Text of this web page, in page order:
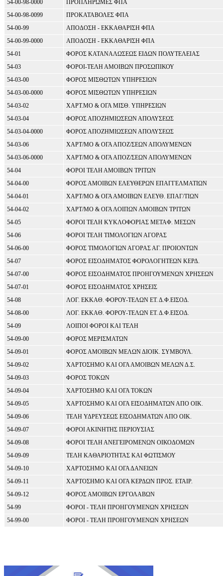
54-00-98-0000
ΠΡΟΠΛΗΡΩΜΕΣ ΦΠΑ
54-00-98-0099
ΠΡΟΚΑΤΑΒΟΛΕΣ ΦΠΑ
54-00-99
ΑΠΟΔΟΣΗ - ΕΚΚΑΘΑΡΙΣΗ ΦΠΑ
54-00-99-0000
ΑΠΟΔΟΣΗ - ΕΚΚΑΘΑΡΙΣΗ ΦΠΑ
54-01
ΦΟΡΟΣ ΚΑΤΑΝΑΛΩΣΕΩΣ ΕΙΔΩΝ ΠΟΛΥΤΕΛΕΙΑΣ
54-03
ΦΟΡΟΙ-ΤΕΛΗ ΑΜΟΙΒΩΝ ΠΡΟΣΩΠΙΚΟΥ
54-03-00
ΦΟΡΟΣ ΜΙΣΘΩΤΩΝ ΥΠΗΡΕΣΙΩΝ
54-03-00-0000
ΦΟΡΟΣ ΜΙΣΘΩΤΩΝ ΥΠΗΡΕΣΙΩΝ
54-03-02
ΧΑΡΤ.ΜΟ & ΟΓΑ ΜΙΣΘ. ΥΠΗΡΕΣΙΩΝ
54-03-04
ΦΟΡΟΣ ΑΠΟΖΗΜΙΩΣΕΩΝ ΑΠΟΛΥΣΕΩΣ
54-03-04-0000
ΦΟΡΟΣ ΑΠΟΖΗΜΙΩΣΕΩΝ ΑΠΟΛΥΣΕΩΣ
54-03-06
ΧΑΡΤ/ΜΟ & ΟΓΑ ΑΠΟΖ/ΣΕΩΝ ΑΠΟΛΥΜΕΝΩΝ
54-03-06-0000
ΧΑΡΤ/ΜΟ & ΟΓΑ ΑΠΟΖ/ΣΕΩΝ ΑΠΟΛΥΜΕΝΩΝ
54-04
ΦΟΡΟΙ ΤΕΛΗ ΑΜΟΙΒΩΝ ΤΡΙΤΩΝ
54-04-00
ΦΟΡΟΣ ΑΜΟΙΒΩΝ ΕΛΕΥΘΕΡΩΝ ΕΠΑΓΓΕΛΜΑΤΙΩΝ
54-04-01
ΧΑΡΤ/ΜΟ & ΟΓΑ ΑΜΟΙΒΩΝ ΕΛΕΥΘ. ΕΠΑΓ/ΤΙΩΝ
54-04-02
ΧΑΡΤ/ΜΟ & ΟΓΑ ΛΟΙΠΩΝ ΑΜΟΙΒΩΝ ΤΡΙΤΩΝ
54-05
ΦΟΡΟΙ ΤΕΛΗ ΚΥΚΛΟΦΟΡΙΑΣ ΜΕΤΑΦ. ΜΕΣΩΝ
54-06
ΦΟΡΟΙ ΤΕΛΗ ΤΙΜΟΛΟΓΙΩΝ ΑΓΟΡΑΣ
54-06-00
ΦΟΡΟΣ ΤΙΜΟΛΟΓΙΩΝ ΑΓΟΡΑΣ ΑΓ. ΠΡΟΙΟΝΤΩΝ
54-07
ΦΟΡΟΣ ΕΙΣΟΔΗΜΑΤΟΣ ΦΟΡΟΛΟΓΗΤΕΩΝ ΚΕΡΔ.
54-07-00
ΦΟΡΟΣ ΕΙΣΟΔΗΜΑΤΟΣ ΠΡΟΗΓΟΥΜΕΝΩΝ ΧΡΗΣΕΩΝ
54-07-01
ΦΟΡΟΣ ΕΙΣΟΔΗΜΑΤΟΣ ΧΡΗΣΕΙΣ
54-08
ΛΟΓ. ΕΚΚΑΘ. ΦΟΡΟΥ-ΤΕΛΩΝ ΕΤ. Δ.Φ.ΕΙΣΟΔ.
54-08-00
ΛΟΓ. ΕΚΚΑΘ. ΦΟΡΟΥ-ΤΕΛΩΝ ΕΤ. Δ.Φ.ΕΙΣΟΔ.
54-09
ΛΟΙΠΟΙ ΦΟΡΟΙ ΚΑΙ ΤΕΛΗ
54-09-00
ΦΟΡΟΣ ΜΕΡΙΣΜΑΤΩΝ
54-09-01
ΦΟΡΟΣ ΑΜΟΙΒΩΝ ΜΕΛΩΝ ΔΙΟΙΚ. ΣΥΜΒΟΥΛ.
54-09-02
ΧΑΡΤΟΣΗΜΟ ΚΑΙ ΟΓΑ ΑΜΟΙΒΩΝ ΜΕΛΩΝ Δ.Σ.
54-09-03
ΦΟΡΟΣ ΤΟΚΩΝ
54-09-04
ΧΑΡΤΟΣΗΜΟ ΚΑΙ ΟΓΑ ΤΟΚΩΝ
54-09-05
ΧΑΡΤΟΣΗΜΟ ΚΑΙ ΟΓΑ ΕΙΣΟΔΗΜΑΤΩΝ ΑΠΟ ΟΙΚ.
54-09-06
ΤΕΛΗ ΥΔΡΕΥΣΕΩΣ ΕΙΣΟΔΗΜΑΤΩΝ ΑΠΟ ΟΙΚ.
54-09-07
ΦΟΡΟΙ ΑΚΙΝΗΤΗΣ ΠΕΡΙΟΥΣΙΑΣ
54-09-08
ΦΟΡΟΙ ΤΕΛΗ ΑΝΕΓΕΙΡΟΜΕΝΩΝ ΟΙΚΟΔΟΜΩΝ
54-09-09
ΤΕΛΗ ΚΑΘΑΡΙΟΤΗΤΑΣ ΚΑΙ ΦΩΤΙΣΜΟΥ
54-09-10
ΧΑΡΤΟΣΗΜΟ ΚΑΙ ΟΓΑ ΔΑΝΕΙΩΝ
54-09-11
ΧΑΡΤΟΣΗΜΟ ΚΑΙ ΟΓΑ ΚΕΡΔΩΝ ΠΡΟΣ. ΕΤΑΙΡ.
54-09-12
ΦΟΡΟΣ ΑΜΟΙΒΩΝ ΕΡΓΟΛΑΒΩΝ
54-99
ΦΟΡΟΙ - ΤΕΛΗ ΠΡΟΗΓΟΥΜΕΝΩΝ ΧΡΗΣΕΩΝ
54-99-00
ΦΟΡΟΙ - ΤΕΛΗ ΠΡΟΗΓΟΥΜΕΝΩΝ ΧΡΗΣΕΩΝ